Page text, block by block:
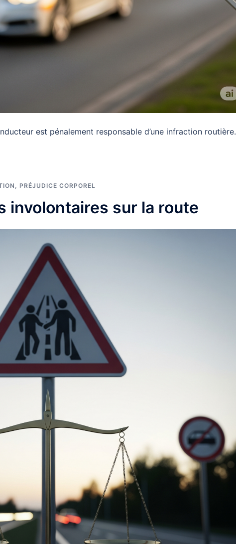
est pénalement responsable d’une infraction routière.
, PRÉJUDICE CORPOREL
involontaires sur la route